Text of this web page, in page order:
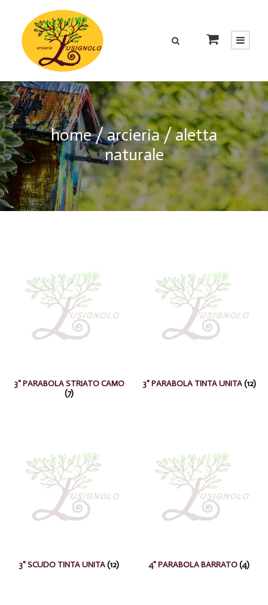
home/arcieria/ aletta
naturale
3" PARABOLA STRIATO CAMO
(7)
3" PARABOLA TINTA UNITA(12)
3" SCUDO TINTA UNITA(12) 4" PARABOLA BARRATO(4)